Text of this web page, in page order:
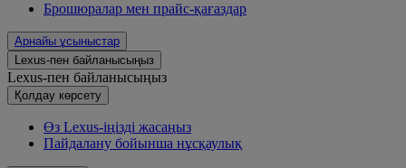
Брошюралар мен прайс-қағаздар
Арнайы ұсыныстар
Lexus-пен байланысыңыз
Lexus-пен байланысыңыз
Қолдау көрсету
Өз Lexus-іңізді жасаңыз
Пайдалану бойынша нұсқаулық